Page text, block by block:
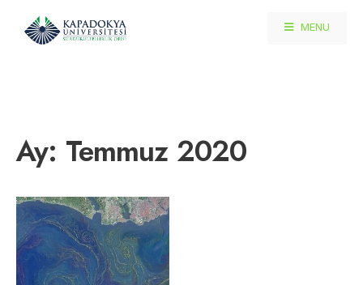
MENU
Ay: Temmuz 2020